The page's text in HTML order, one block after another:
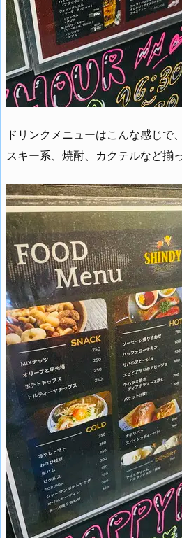
ドリンクメニューはこんな感じで
スキー系、焼酎、カクテルなど揃